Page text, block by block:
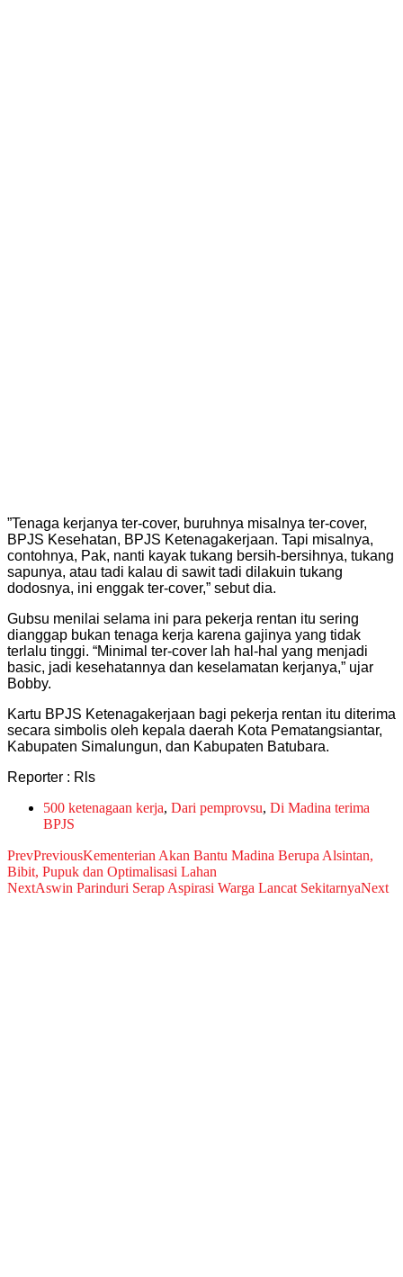
​”Tenaga kerjanya ter-cover, buruhnya misalnya ter-cover,
BPJS Kesehatan, BPJS Ketenagakerjaan. Tapi misalnya,
contohnya, Pak, nanti kayak tukang bersih-bersihnya, tukang
sapunya, atau tadi kalau di sawit tadi dilakuin tukang
dodosnya, ini enggak ter-cover,” sebut dia.
​Gubsu menilai selama ini para pekerja rentan itu sering
dianggap bukan tenaga kerja karena gajinya yang tidak
terlalu tinggi. “Minimal ter-cover lah hal-hal yang menjadi
basic, jadi kesehatannya dan keselamatan kerjanya,” ujar
Bobby.
​Kartu BPJS Ketenagakerjaan bagi pekerja rentan itu diterima
secara simbolis oleh kepala daerah Kota Pematangsiantar,
Kabupaten Simalungun, dan Kabupaten Batubara.
Reporter : Rls
500 ketenagaan kerja, Dari pemprovsu, Di Madina terima
BPJS
PrevPreviousKementerian Akan Bantu Madina Berupa Alsintan,
Bibit, Pupuk dan Optimalisasi Lahan
NextAswin Parinduri Serap Aspirasi Warga Lancat SekitarnyaNext